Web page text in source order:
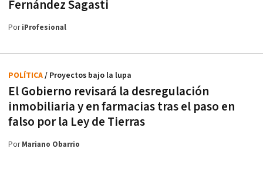
Fernández Sagasti
PoriProfesional
El Gobierno revisará la desregulación
inmobiliaria y en farmacias tras el paso en
falso por la Ley de Tierras
POLÍTICA/ Proyectos bajo la lupa
PorMariano Obarrio